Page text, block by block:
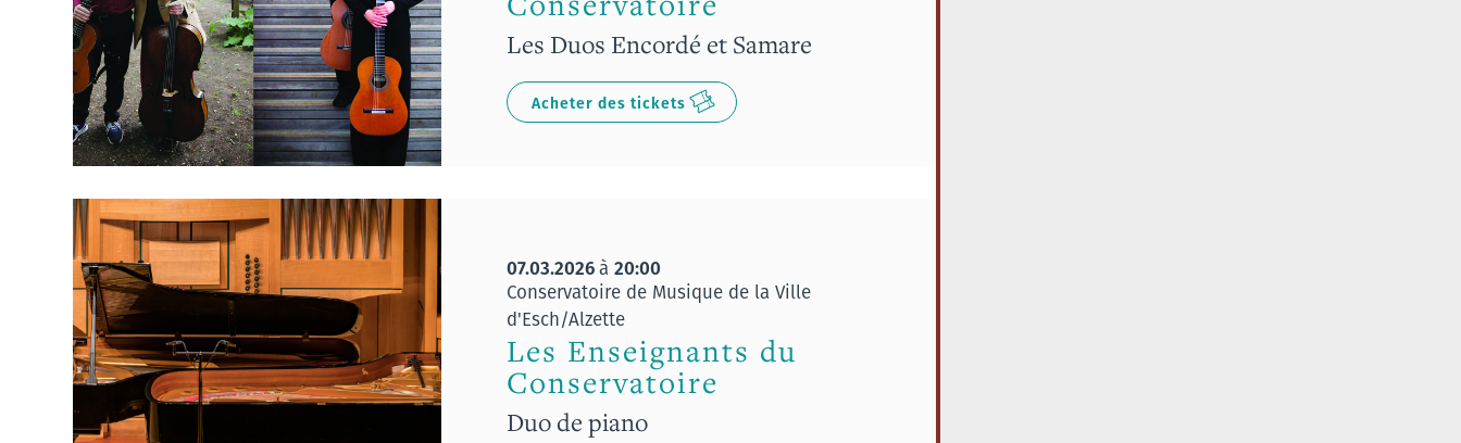
Les Duos Encordé et Samare
Acheter des tickets
07.03.2026à 20:00
Conservatoire de Musique de la Ville
d'Esch/Alzette
Les Enseignants du
Conservatoire
Duo de piano